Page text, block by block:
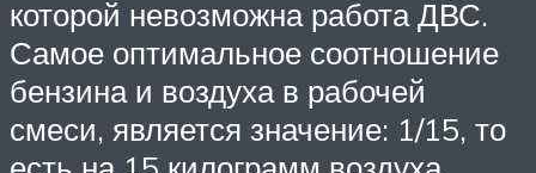
которой невозможна работа ДВС.
Самое оптимальное соотношение
бензина и воздуха в рабочей
смеси, является значение: 1/15, то